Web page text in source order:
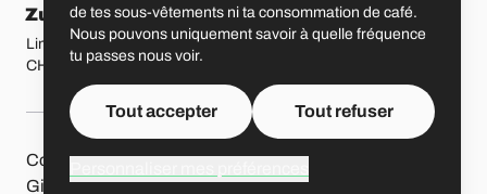
Zurich
Limmatstrasse 183
CH-8005 Zurich
Saint-Gall
Vadianstrasse 25A
Autres pages
ContactJobsPresseProtection des données
GitHubLinkedIn
de tes sous-vêtements ni ta consommation de café.
Nous pouvons uniquement savoir à quelle fréquence
tu passes nous voir.
Tout accepter Tout refuser